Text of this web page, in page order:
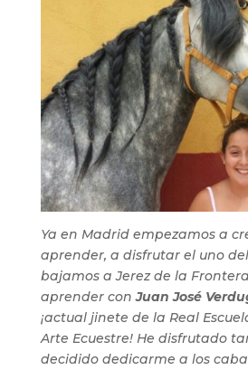
Ya en Madrid empezamos a
aprender, a disfrutar el uno
bajamos a Jerez de la
aprender conJuan José
¡actual jinete de la Real
Arte Ecuestre! He disfrutado
decidido dedicarme a los